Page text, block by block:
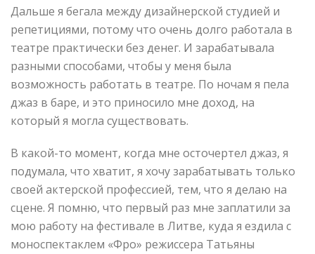
Дальше я бегала между дизайнерской студией и
репетициями, потому что очень долго работала в
театре практически без денег. И зарабатывала
разными способами, чтобы у меня была
возможность работать в театре. По ночам я пела
джаз в баре, и это приносило мне доход, на
который я могла существовать.
В какой-то момент, когда мне осточертел джаз, я
подумала, что хватит, я хочу зарабатывать только
своей актерской профессией, тем, что я делаю на
сцене. Я помню, что первый раз мне заплатили за
мою работу на фестивале в Литве, куда я ездила с
моноспектаклем «Фро» режиссера Татьяны